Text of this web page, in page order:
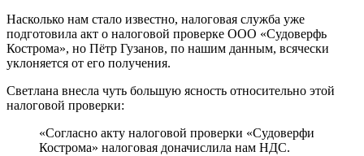
Насколько нам стало известно, налоговая служба уже
подготовила акт о налоговой проверке ООО «Судоверфь
Кострома», но Пётр Гузанов, по нашим данным, всячески
уклоняется от его получения.
Светлана внесла чуть большую ясность относительно этой
налоговой проверки:
«Согласно акту налоговой проверки «Судоверфи
Кострома» налоговая доначислила нам НДС.